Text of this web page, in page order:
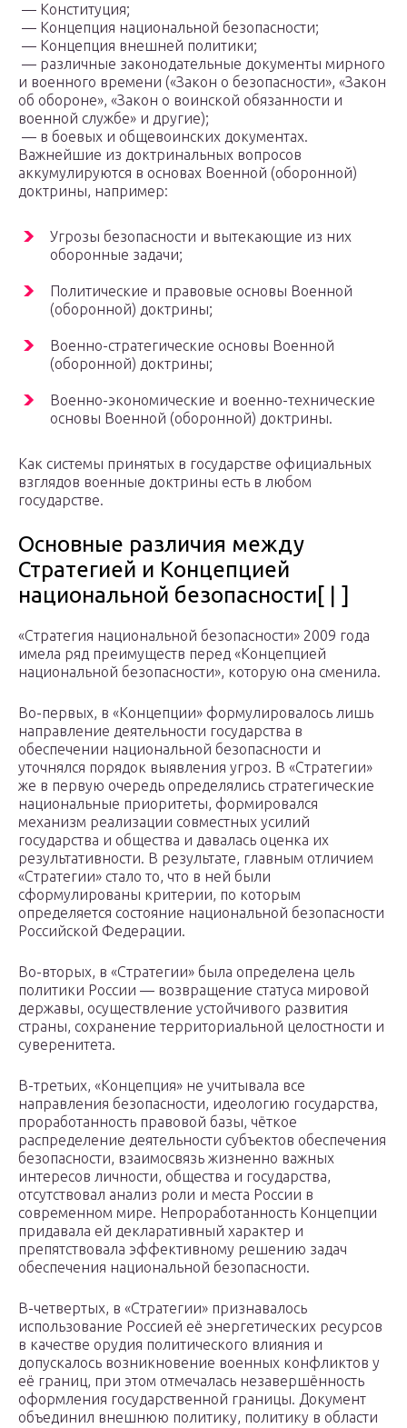
— Конституция;
— Концепция национальной безопасности;
— Концепция внешней политики;
— различные законодательные документы мирного
и военного времени («Закон о безопасности», «Закон
об обороне», «Закон о воинской обязанности и
военной службе» и другие);
— в боевых и общевоинских документах.
Важнейшие из доктринальных вопросов
аккумулируются в основах Военной (оборонной)
доктрины, например:
Угрозы безопасности и вытекающие из них
оборонные задачи;
Политические и правовые основы Военной
(оборонной) доктрины;
Военно-стратегические основы Военной
(оборонной) доктрины;
Военно-экономические и военно-технические
основы Военной (оборонной) доктрины.
Как системы принятых в государстве официальных
взглядов военные доктрины есть в любом
государстве.
Основные различия между
Стратегией и Концепцией
национальной безопасности[ | ]
«Стратегия национальной безопасности» 2009 года
имела ряд преимуществ перед «Концепцией
национальной безопасности», которую она сменила.
Во-первых, в «Концепции» формулировалось лишь
направление деятельности государства в
обеспечении национальной безопасности и
уточнялся порядок выявления угроз. В «Стратегии»
же в первую очередь определялись стратегические
национальные приоритеты, формировался
механизм реализации совместных усилий
государства и общества и давалась оценка их
результативности. В результате, главным отличием
«Стратегии» стало то, что в ней были
сформулированы критерии, по которым
определяется состояние национальной безопасности
Российской Федерации.
Во-вторых, в «Стратегии» была определена цель
политики России — возвращение статуса мировой
державы, осуществление устойчивого развития
страны, сохранение территориальной целостности и
суверенитета.
В-третьих, «Концепция» не учитывала все
направления безопасности, идеологию государства,
проработанность правовой базы, чёткое
распределение деятельности субъектов обеспечения
безопасности, взаимосвязь жизненно важных
интересов личности, общества и государства,
отсутствовал анализ роли и места России в
современном мире. Непроработанность Концепции
придавала ей декларативный характер и
препятствовала эффективному решению задач
обеспечения национальной безопасности.
В-четвертых, в «Стратегии» признавалось
использование Россией её энергетических ресурсов
в качестве орудия политического влияния и
допускалось возникновение военных конфликтов у
её границ, при этом отмечалась незавершённость
оформления государственной границы. Документ
объединил внешнюю политику, политику в области